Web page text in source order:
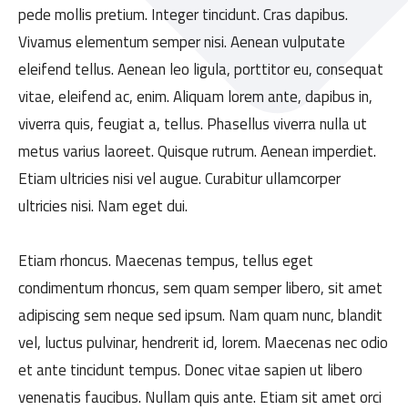
pede mollis pretium. Integer tincidunt. Cras dapibus.
Vivamus elementum semper nisi. Aenean vulputate
eleifend tellus. Aenean leo ligula, porttitor eu, consequat
vitae, eleifend ac, enim. Aliquam lorem ante, dapibus in,
viverra quis, feugiat a, tellus. Phasellus viverra nulla ut
metus varius laoreet. Quisque rutrum. Aenean imperdiet.
Etiam ultricies nisi vel augue. Curabitur ullamcorper
ultricies nisi. Nam eget dui.
Etiam rhoncus. Maecenas tempus, tellus eget
condimentum rhoncus, sem quam semper libero, sit amet
adipiscing sem neque sed ipsum. Nam quam nunc, blandit
vel, luctus pulvinar, hendrerit id, lorem. Maecenas nec odio
et ante tincidunt tempus. Donec vitae sapien ut libero
venenatis faucibus. Nullam quis ante. Etiam sit amet orci